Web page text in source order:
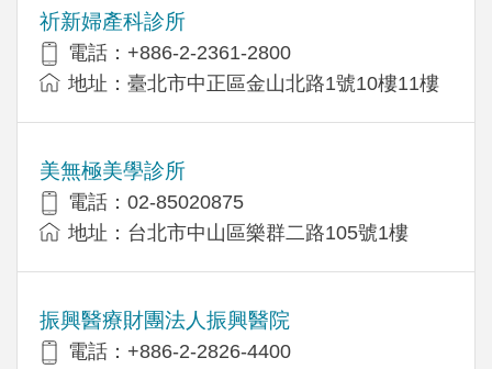
祈新婦產科診所
電話：+886-2-2361-2800
地址：臺北市中正區金山北路1號10樓11樓
美無極美學診所
電話：02-85020875
地址：台北市中山區樂群二路105號1樓
振興醫療財團法人振興醫院
電話：+886-2-2826-4400